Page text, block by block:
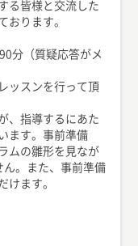
る皆様と交流した
おります。
分（質疑応答がメ
ッスンを行って頂
、指導するにあた
ます。事前準備
ムの雛形を見なが
ん。また、事前準備
けます。